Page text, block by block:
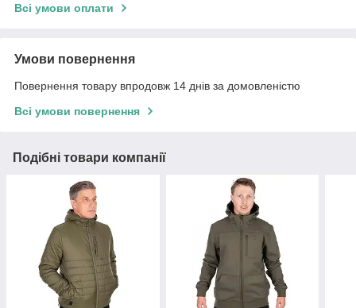
Всі умови оплати
Умови повернення
Повернення товару впродовж 14 днів за домовленістю
Всі умови повернення
Подібні товари компанії